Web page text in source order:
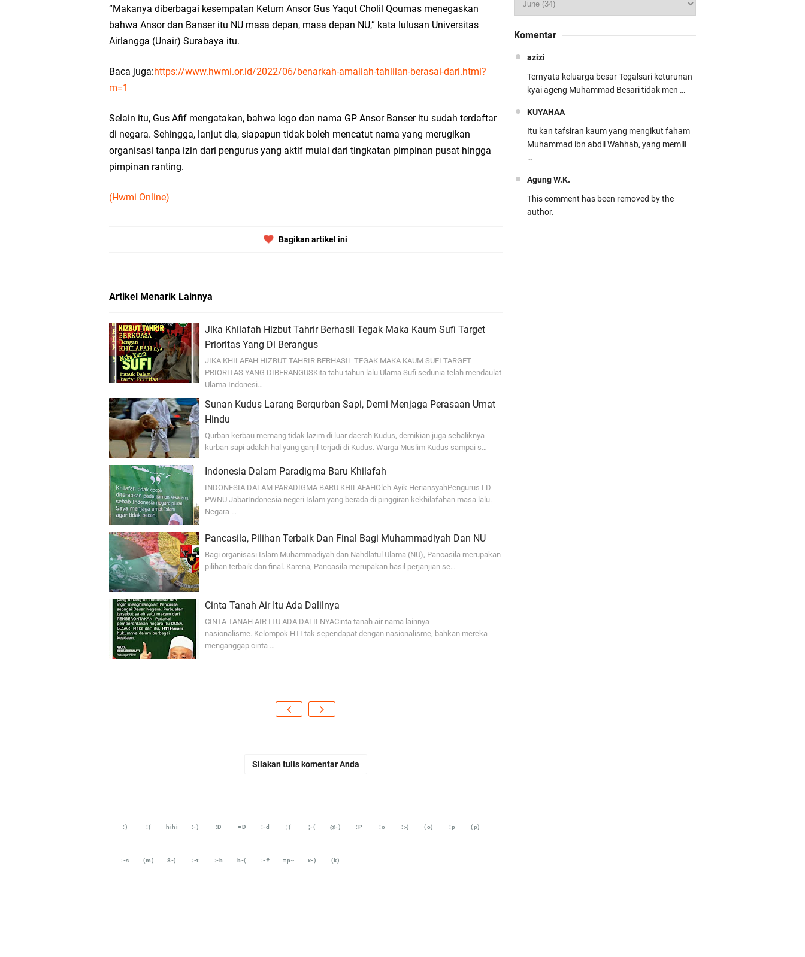
“Makanya diberbagai kesempatan Ketum Ansor Gus Yaqut Cholil Qoumas menegaskan
bahwa Ansor dan Banser itu NU masa depan, masa depan NU,” kata lulusan Universitas
Airlangga (Unair) Surabaya itu.
Baca juga:https://www.hwmi.or.id/2022/06/benarkah-amaliah-tahlilan-berasal-dari.html?
m=1
Selain itu, Gus Afif mengatakan, bahwa logo dan nama GP Ansor Banser itu sudah terdaftar
di negara. Sehingga, lanjut dia, siapapun tidak boleh mencatut nama yang merugikan
organisasi tanpa izin dari pengurus yang aktif mulai dari tingkatan pimpinan pusat hingga
pimpinan ranting.
(Hwmi Online)
Bagikan artikel ini
Artikel Menarik Lainnya
Jika Khilafah Hizbut Tahrir Berhasil Tegak Maka Kaum Sufi Target
Prioritas Yang Di Berangus
JIKA KHILAFAH HIZBUT TAHRIR BERHASIL TEGAK MAKA KAUM SUFI TARGET
PRIORITAS YANG DIBERANGUSKita tahu tahun lalu Ulama Sufi sedunia telah mendaulat
Ulama Indonesi…
Sunan Kudus Larang Berqurban Sapi, Demi Menjaga Perasaan Umat
Hindu
Qurban kerbau memang tidak lazim di luar daerah Kudus, demikian juga sebaliknya
kurban sapi adalah hal yang ganjil terjadi di Kudus. Warga Muslim Kudus sampai s…
Indonesia Dalam Paradigma Baru Khilafah
INDONESIA DALAM PARADIGMA BARU KHILAFAHOleh Ayik HeriansyahPengurus LD
PWNU JabarIndonesia negeri Islam yang berada di pinggiran kekhilafahan masa lalu.
Negara …
Pancasila, Pilihan Terbaik Dan Final Bagi Muhammadiyah Dan NU
Bagi organisasi Islam Muhammadiyah dan Nahdlatul Ulama (NU), Pancasila merupakan
pilihan terbaik dan final. Karena, Pancasila merupakan hasil perjanjian se…
Cinta Tanah Air Itu Ada Dalilnya
CINTA TANAH AIR ITU ADA DALILNYACinta tanah air nama lainnya
nasionalisme. Kelompok HTI tak sependapat dengan nasionalisme, bahkan mereka
menganggap cinta …
Silakan tulis komentar Anda
:) :( hihi :-) :D =D :-d ;( ;-( @-) :P :o :>) (o) :p (p)
:-s (m) 8-) :-t :-b b-( :-# =p~ x-) (k)
Komentar
azizi
Ternyata keluarga besar Tegalsari keturunan
kyai ageng Muhammad Besari tidak men …
KUYAHAA
Itu kan tafsiran kaum yang mengikut faham
Muhammad ibn abdil Wahhab, yang memili
…
Agung W.K.
This comment has been removed by the
author.